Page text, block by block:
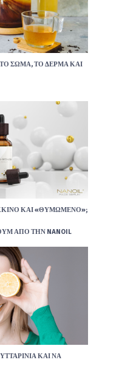
ΣΏΜΑ, ΤΟ ΔΈΡΜΑ ΚΑΙ
ΚΑΙ «ΘΥΜΩΜΈΝΟ»;
ΑΠΌ ΤΗΝ NANOIL
ΚΑΙ ΝΑ